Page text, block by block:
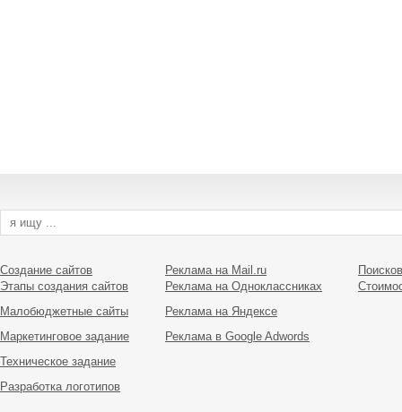
Создание сайтов
Этапы создания сайтов
Малобюджетные сайты
Маркетинговое задание
Техническое задание
Разработка логотипов
Реклама на Mail.ru
Реклама на Одноклассниках
Реклама на Яндексе
Реклама в Google Adwords